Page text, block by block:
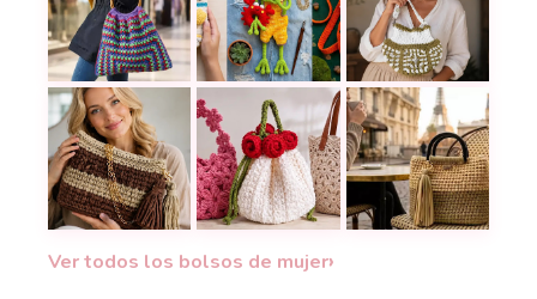
Un solo granny y listo: crea un bolso a crochet
Estas cangureras a crochet
Teje una bolsa a
El Bolso Iris a crochet que alegrará tus looks
Bolsos con flores a crochet que
Ver todos los bolsos de mujer›